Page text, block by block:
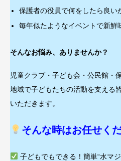
保護者の役員で何をしたら良い
毎年似たようなイベントで新鮮
そんなお悩み、ありませんか？
児童クラブ・子ども会・公民館・
地域で子どもたちの活動を支える
いただきます。
そんな時はお任せく
子どもでもできる！簡単“水マ